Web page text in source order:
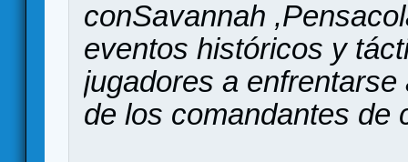
conSavannah
eventos históricos y
jugadores a
de los comandantes de